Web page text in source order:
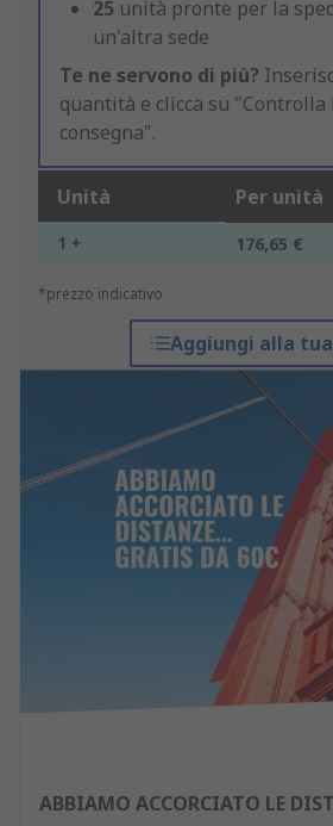
25 unità pronte per la
un'altra sede
Te ne servono di più?
quantità e clicca su "Controlla
consegna".
Unità Per unità
1 + 176,65 €
*prezzo indicativo
Aggiungi alla
ABBIAMO ACCORCIATO LE